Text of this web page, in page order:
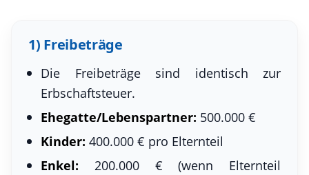
1) Freibeträge
Die Freibeträge sind identisch zur
Erbschaftsteuer.
Ehegatte/Lebenspartner: 500.000 €
Kinder: 400.000 € pro Elternteil
Enkel: 200.000 € (wenn Elternteil